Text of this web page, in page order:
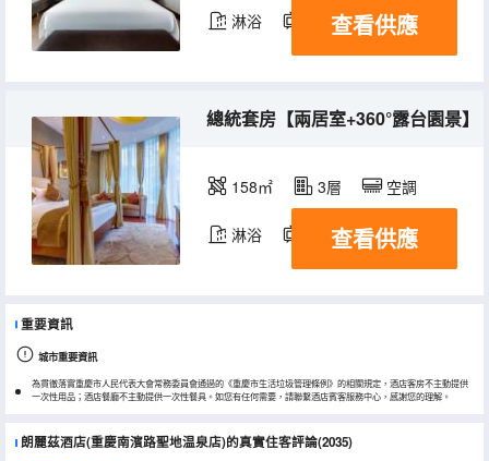
淋浴 電視機 冰箱
查看供應
總統套房【兩居室+360°露台園景】
158㎡ 3層 空調
淋浴 電視機 冰箱
查看供應
重要資訊
城市重要資訊
為貫徹落實重慶市人民代表大會常務委員會通過的《重慶市生活垃圾管理條例》的相關規定，酒店客房不主動提供
一次性用品；酒店餐廳不主動提供一次性餐具。如您有任何需要，請聯繫酒店賓客服務中心，感謝您的理解。
朗麗茲酒店(重慶南濱路聖地温泉店)的真實住客評論(2035)